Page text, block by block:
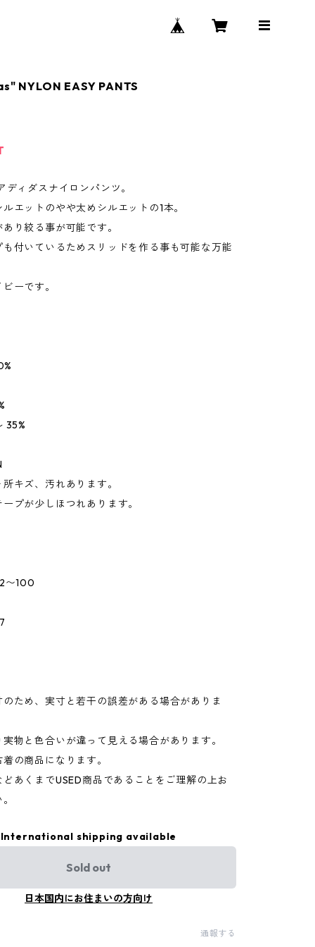
NYLON EASY PANTS
ィダスナイロンパンツ。
エットのやや太めシルエットの1本。
り絞る事が可能です。
も付いているためスリッドを作る事も可能な万能
ーです。
35%
キズ、汚れあります。
プが少しほつれあります。
〜100
ため、実寸と若干の誤差がある場合がありま
物と色合いが違って見える場合があります。
の商品になります。
あくまでUSED商品であることをご理解の上お
International shipping available
Sold out
日本国内にお住まいの方向け
通報する